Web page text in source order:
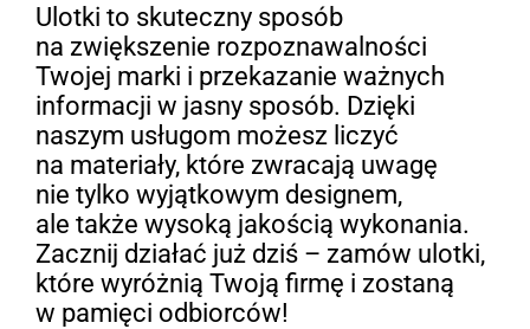
Ulotki to skuteczny sposób
na zwiększenie rozpoznawalności
Twojej marki i przekazanie ważnych
informacji w jasny sposób. Dzięki
naszym usługom możesz liczyć
na materiały, które zwracają uwagę
nie tylko wyjątkowym designem,
ale także wysoką jakością wykonania.
Zacznij działać już dziś – zamów ulotki,
które wyróżnią Twoją firmę i zostaną
w pamięci odbiorców!